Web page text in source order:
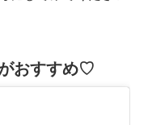
おすすめ♡